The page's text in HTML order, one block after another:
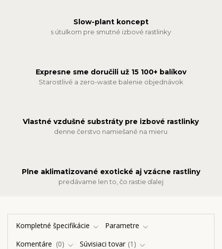
Slow-plant koncept
s útulkom pre smutné izbové rastlinky
Expresne sme doručili už 15 100+ balíkov
Starostlivé a zero-waste balenie objednávok
Vlastné vzdušné substráty pre izbové rastlinky
denne čerstvo namiešané na mieru
Plne aklimatizované exotické aj vzácne rastliny
predávame len to, čo rastie ďalej
Kompletné špecifikácie
Parametre
Komentáre
0 Súvisiaci tovar 1